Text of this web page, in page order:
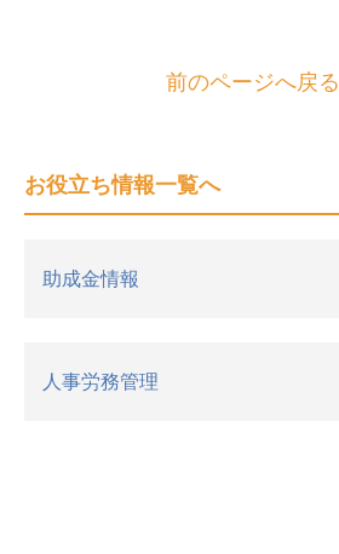
前のページへ戻る
お役立ち情報一覧へ
助成金情報
人事労務管理